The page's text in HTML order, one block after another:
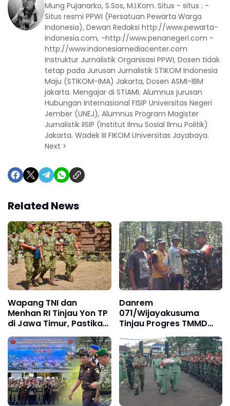
Mung Pujanarko, S.Sos, M.I.Kom. Situs - situs : -
Situs resmi PPWI (Persatuan Pewarta Warga
Indonesia), Dewan Redaksi http://www.pewarta-
indonesia.com, -http://www.penanegeri.com -
http://www.indonesiamediacenter.com
Instruktur Jurnalistik Organisasi PPWI, Dosen tidak
tetap pada Jurusan Jurnalistik STIKOM Indonesia
Maju (STIKOM-IMA) Jakarta, Dosen ASMI-IBM
jakarta. Mengajar di STIAMI. Alumnus jurusan
Hubungan Internasional FISIP Universitas Negeri
Jember (UNEJ), Alumnus Program Magister
Jurnalistik IISIP (Institut Ilmu Sosial Ilmu Politik)
Jakarta. Wadek III FIKOM Universitas Jayabaya.
Next >
Related News
Wapang TNI dan
Menhan RI Tinjau Yon TP
di Jawa Timur, Pastikan
Kesiapan Operasional
Satuan
Danrem
071/Wijayakusuma
Tinjau Progres TMMD
Ke-127 di Brebes, Wujud
Nyata TNI Hadir untuk
Rakyat